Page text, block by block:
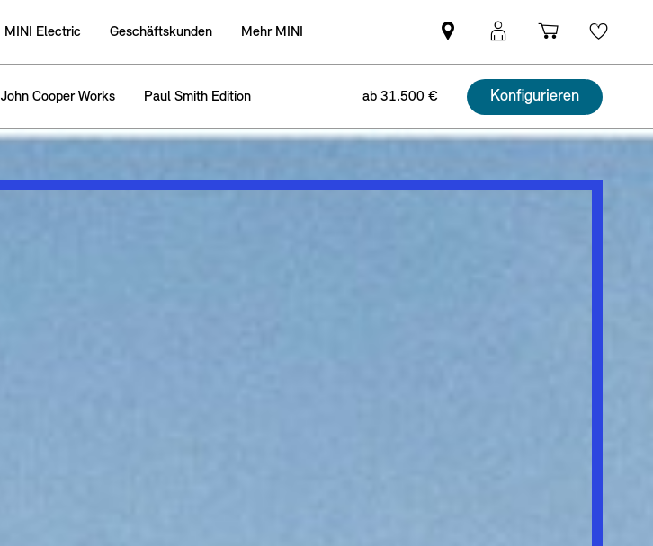
MINI Electric Geschäftskunden Mehr MINI
MINI
Partner
finden
MINI
Login
John Cooper Works Paul Smith Edition ab 31.500 € Konfigurieren